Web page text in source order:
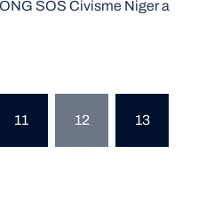
SOS Civisme Niger a
11 12 13